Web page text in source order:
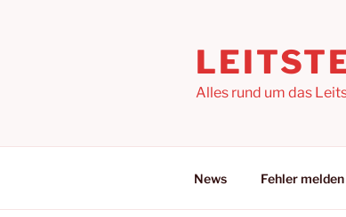
Alles rund um das
News Fehler melden